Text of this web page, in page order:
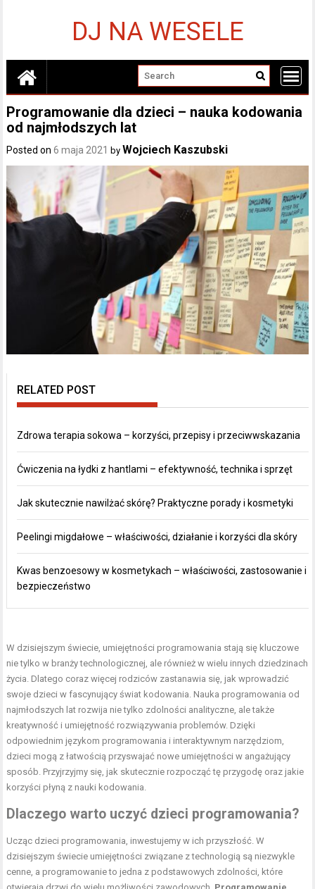
DJ NA WESELE
Programowanie dla dzieci – nauka kodowania
od najmłodszych lat
Posted on6 maja 2021 by Wojciech Kaszubski
RELATED POST
Zdrowa terapia sokowa – korzyści, przepisy i przeciwwskazania
Ćwiczenia na łydki z hantlami – efektywność, technika i sprzęt
Jak skutecznie nawilżać skórę? Praktyczne porady i kosmetyki
Peelingi migdałowe – właściwości, działanie i korzyści dla skóry
Kwas benzoesowy w kosmetykach – właściwości, zastosowanie i
bezpieczeństwo
W dzisiejszym świecie, umiejętności programowania stają się kluczowe
nie tylko w branży technologicznej, ale również w wielu innych dziedzinach
życia. Dlatego coraz więcej rodziców zastanawia się, jak wprowadzić
swoje dzieci w fascynujący świat kodowania. Nauka programowania od
najmłodszych lat rozwija nie tylko zdolności analityczne, ale także
kreatywność i umiejętność rozwiązywania problemów. Dzięki
odpowiednim językom programowania i interaktywnym narzędziom,
dzieci mogą z łatwością przyswajać nowe umiejętności w angażujący
sposób. Przyjrzyjmy się, jak skutecznie rozpocząć tę przygodę oraz jakie
korzyści płyną z nauki kodowania.
Dlaczego warto uczyć dzieci programowania?
Ucząc dzieci programowania, inwestujemy w ich przyszłość. W
dzisiejszym świecie umiejętności związane z technologią są niezwykle
cenne, a programowanie to jedna z podstawowych zdolności, które